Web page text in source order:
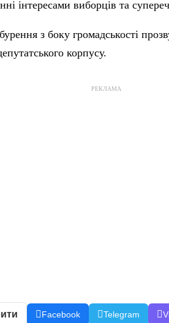
інтересами виборців та
з боку громадськості
корпусу.
РЕКЛАМА
Facebook Telegram